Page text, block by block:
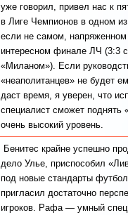
уже говорил, привел нас к
в Лиге Чемпионов в одном
если не самом,
интересном финале ЛЧ (3:3 с
«Миланом»). Если
«неаполитанцев» не будет
даст время, я уверен, что
специалист сможет поднять
очень высокий уровень.
Бенитес крайне успешно
дело Улье, приспособил
под новые стандарты
пригласил достаточно
игроков. Рафа — умный